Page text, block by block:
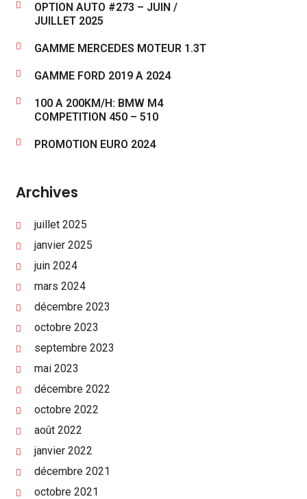
OPTION AUTO #273 – JUIN /
JUILLET 2025
GAMME MERCEDES MOTEUR 1.3T
GAMME FORD 2019 A 2024
100 A 200KM/H: BMW M4
COMPETITION 450 – 510
PROMOTION EURO 2024
Archives
juillet 2025
janvier 2025
juin 2024
mars 2024
décembre 2023
octobre 2023
septembre 2023
mai 2023
décembre 2022
octobre 2022
août 2022
janvier 2022
décembre 2021
octobre 2021